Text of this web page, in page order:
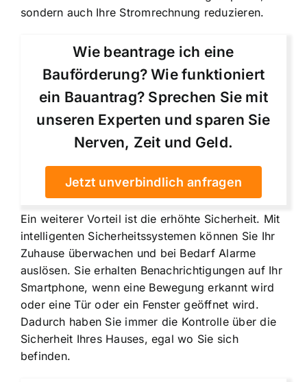
sondern auch Ihre Stromrechnung reduzieren.
Wie beantrage ich eine
Bauförderung? Wie funktioniert
ein Bauantrag? Sprechen Sie mit
unseren Experten und sparen Sie
Nerven, Zeit und Geld.
Jetzt unverbindlich anfragen
Ein weiterer Vorteil ist die erhöhte Sicherheit. Mit
intelligenten Sicherheitssystemen können Sie Ihr
Zuhause überwachen und bei Bedarf Alarme
auslösen. Sie erhalten Benachrichtigungen auf Ihr
Smartphone, wenn eine Bewegung erkannt wird
oder eine Tür oder ein Fenster geöffnet wird.
Dadurch haben Sie immer die Kontrolle über die
Sicherheit Ihres Hauses, egal wo Sie sich
befinden.